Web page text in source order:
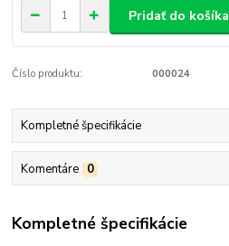
Pridať do košíka
Číslo produktu: 000024
Kompletné špecifikácie
Komentáre 0
Kompletné špecifikácie